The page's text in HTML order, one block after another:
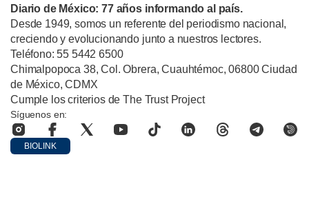
Diario de México: 77 años informando al país.
Desde 1949, somos un referente del periodismo nacional,
creciendo y evolucionando junto a nuestros lectores.
Teléfono: 55 5442 6500
Chimalpopoca 38, Col. Obrera, Cuauhtémoc, 06800 Ciudad
de México, CDMX
Cumple los criterios de The Trust Project
Síguenos en:
BIOLINK